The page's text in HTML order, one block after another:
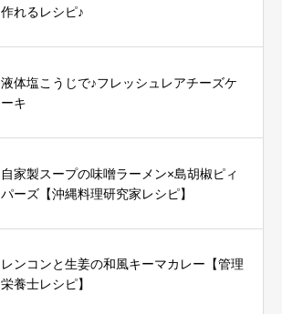
作れるレシピ♪
液体塩こうじで♪フレッシュレアチーズケ
ーキ
自家製スープの味噌ラーメン×島胡椒ピィ
パーズ【沖縄料理研究家レシピ】
レンコンと生姜の和風キーマカレー【管理
栄養士レシピ】